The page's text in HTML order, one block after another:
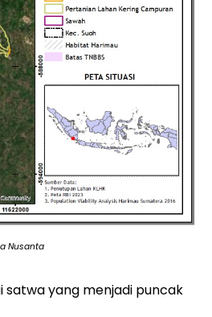
Nusanta
satwa yang menjadi puncak